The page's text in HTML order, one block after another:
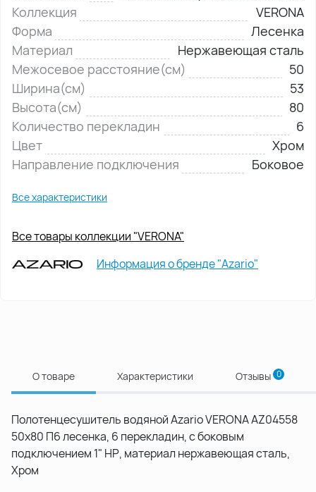
Коллекция
VERONA
Форма
Лесенка
Материал
Нержавеющая сталь
Межосевое расстояние(см)
50
Ширина(см)
53
Высота(см)
80
Количество перекладин
6
Цвет
Хром
Направление подключения
Боковое
Все характеристики
Все товары коллекции "VERONA"
Информация о бренде "Azario"
О товаре Характеристики Отзывы 0
Полотенцесушитель водяной Azario VERONA AZ04558
50х80 П6 лесенка, 6 перекладин, с боковым
подключением 1" НР, материал нержавеющая сталь,
Хром